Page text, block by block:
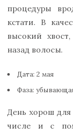
процедуры
кстати. В
высокий
назад волосы.
Дата: 2 мая
Фаза:
День хорош
числе и с